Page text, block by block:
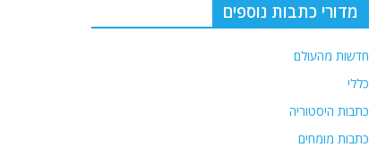
מדורי כתבות נוספים
חדשות מהעולם
כללי
כתבות היסטוריה
כתבות מומחים